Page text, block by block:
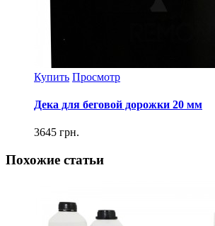
Купить Просмотр
Дека для беговой дорожки 20 мм
3645 грн.
Похожие статьи